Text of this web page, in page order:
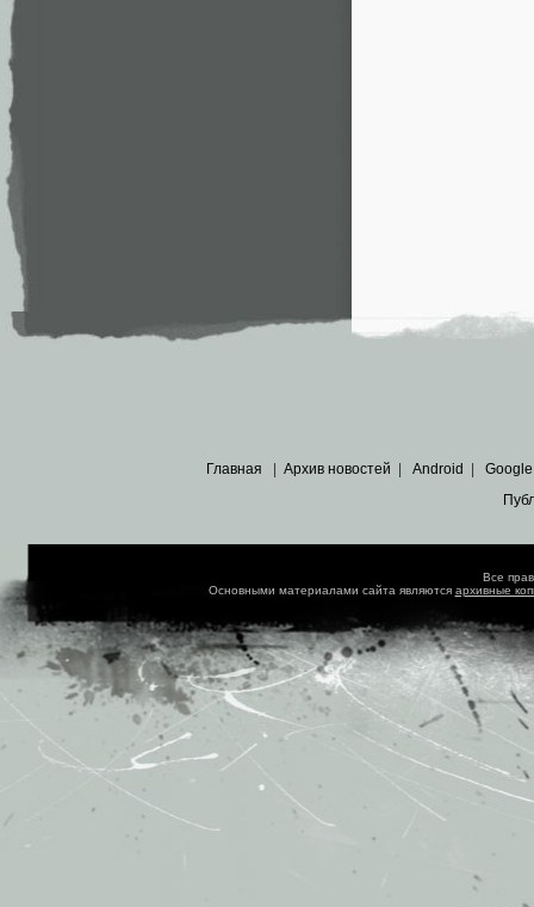
Главная Архив новостей Android Google
Все
Основными материалами сайта являются архивные